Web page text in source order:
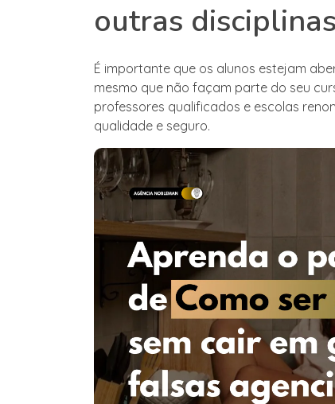
outras disciplinas
É importante que os alunos estejam
mesmo que não façam parte do seu
professores qualificados e escolas
qualidade e seguro.